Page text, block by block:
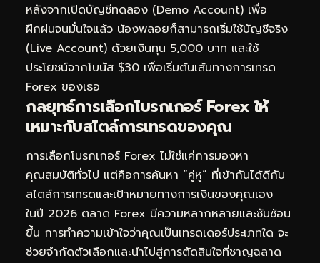
หลังจากเปิดบัญชีทดลอง (Demo Account) เพื่อ
ฝึกฝนจนมั่นใจแล้ว น้องพลอยก็สามารถเริ่มใช้บัญชีจริง
(Live Account) ด้วยเงินทุน 5,000 บาท และใช้
ประโยชน์จากโบนัส $30 เพื่อเริ่มต้นเส้นทางการเทรด
Forex ของเธอ
กลยุทธ์การเลือกโบรกเกอร์ Forex ให้
เหมาะกับสไตล์การเทรดของคุณ
การเลือกโบรกเกอร์ Forex ไม่ใช่แค่การมองหา
คุณสมบัติทั่วไป แต่คือการค้นหา “คู่หู” ที่เข้ากันได้ดีกับ
สไตล์การเทรดและเป้าหมายทางการเงินของคุณเอง
ในปี 2026 ตลาด Forex มีความหลากหลายและซับซ้อน
ขึ้น การทำความเข้าใจว่าคุณเป็นเทรดเดอร์ประเภทใด จะ
ช่วยจำกัดตัวเลือกและนำไปสู่การตัดสินใจที่ชาญฉลาด